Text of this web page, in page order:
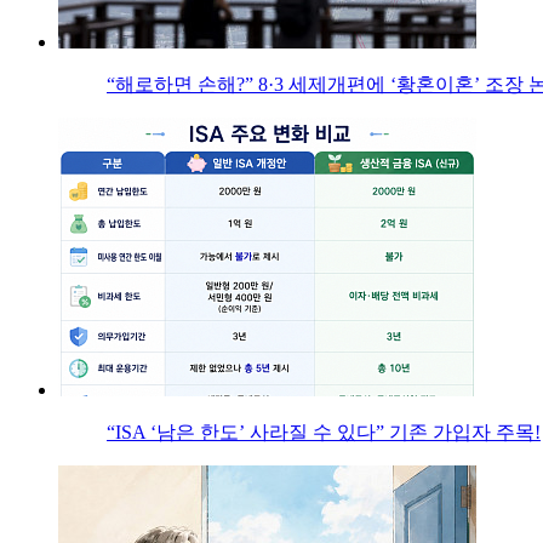
“해로하면 손해?” 8·3 세제개편에 ‘황혼이혼’ 조장
“ISA ‘남은 한도’ 사라질 수 있다” 기존 가입자 주목!